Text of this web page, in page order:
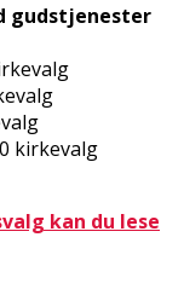
gudstjenester
kirkevalg
kan du lese